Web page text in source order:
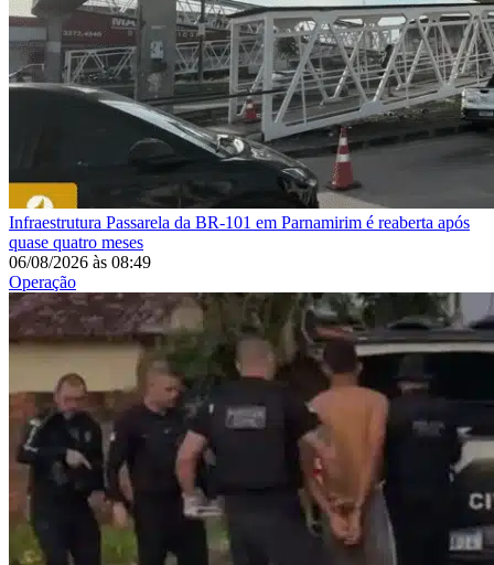
Infraestrutura Passarela da BR-101 em Parnamirim é reaberta após
quase quatro meses
06/08/2026 às 08:49
Operação